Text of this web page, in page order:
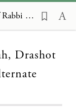
Otzar Midrashim, Drashot of Rabbi Bena'ah, Drashot of Rabbi Bena'ah (Alternate Version)
Drashot